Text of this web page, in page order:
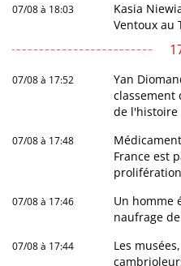
07/08 à 18:03
Kasia
Ventoux au
07/08 à 17:52
Yan
classement
de
07/08 à 17:48
France est
prolifération
07/08 à 17:46
Un homme
naufrage
07/08 à 17:44
Les